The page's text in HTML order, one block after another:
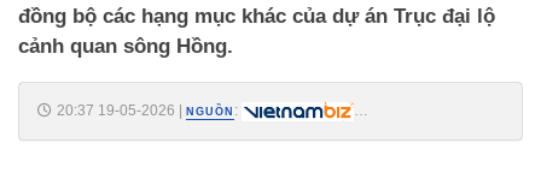
đồng bộ các hạng mục khác của dự án Trục đại lộ
cảnh quan sông Hồng.
20:37 19-05-2026 NGUỒN :